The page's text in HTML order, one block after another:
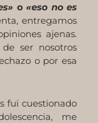
o«eso no es
entregamos
ajenas.
ser nosotros
o por esa
fui cuestionado
me